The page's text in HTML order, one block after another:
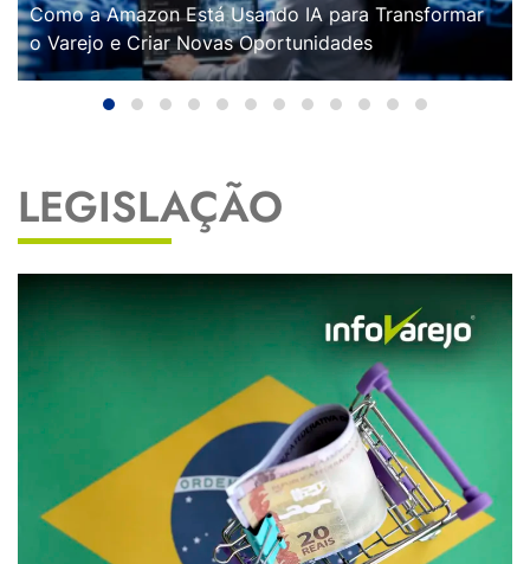
Como a Amazon Está Usando IA para Transformar
o Varejo e Criar Novas Oportunidades
LEGISLAÇÃO